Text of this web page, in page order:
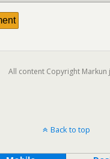
All content Copyright Markun
Back to top